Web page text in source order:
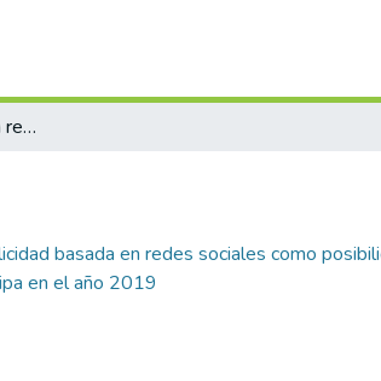
La publicidad basada en redes sociales como posibilidad más efectiva que la tradicional para captar alumnos en un instituto de educación superior tecnológico de Arequipa en el año 2019
basada en redes sociales como
en el año 2019